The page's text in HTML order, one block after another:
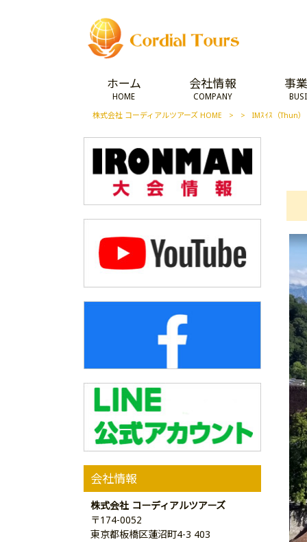
ホーム
HOME
会社情報
COMPANY
事
株式会社 コーディアルツアーズ HOME > > IMｽｲｽ（Thun）
会社情報
株式会社 コーディアルツアーズ
〒174-0052
東京都板橋区蓮沼町4-3 403